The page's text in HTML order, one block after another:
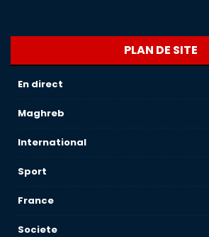
PLAN DE SITE
En direct
Maghreb
International
Sport
France
Societe